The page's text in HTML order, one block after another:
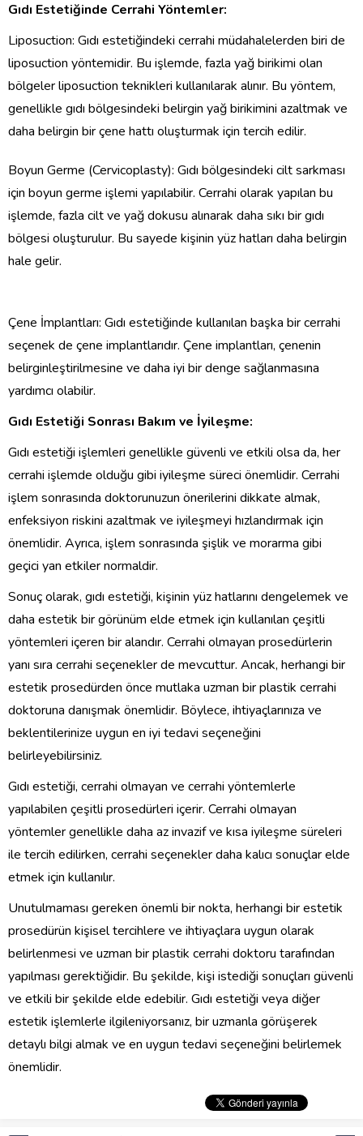
Gıdı Estetiğinde Cerrahi Yöntemler:
Liposuction: Gıdı estetiğindeki cerrahi müdahalelerden biri de
liposuction yöntemidir. Bu işlemde, fazla yağ birikimi olan
bölgeler liposuction teknikleri kullanılarak alınır. Bu yöntem,
genellikle gıdı bölgesindeki belirgin yağ birikimini azaltmak ve
daha belirgin bir çene hattı oluşturmak için tercih edilir.
Boyun Germe (Cervicoplasty): Gıdı bölgesindeki cilt sarkması
için boyun germe işlemi yapılabilir. Cerrahi olarak yapılan bu
işlemde, fazla cilt ve yağ dokusu alınarak daha sıkı bir gıdı
bölgesi oluşturulur. Bu sayede kişinin yüz hatları daha belirgin
hale gelir.
Çene İmplantları: Gıdı estetiğinde kullanılan başka bir cerrahi
seçenek de çene implantlarıdır. Çene implantları, çenenin
belirginleştirilmesine ve daha iyi bir denge sağlanmasına
yardımcı olabilir.
Gıdı Estetiği Sonrası Bakım ve İyileşme:
Gıdı estetiği işlemleri genellikle güvenli ve etkili olsa da, her
cerrahi işlemde olduğu gibi iyileşme süreci önemlidir. Cerrahi
işlem sonrasında doktorunuzun önerilerini dikkate almak,
enfeksiyon riskini azaltmak ve iyileşmeyi hızlandırmak için
önemlidir. Ayrıca, işlem sonrasında şişlik ve morarma gibi
geçici yan etkiler normaldir.
Sonuç olarak, gıdı estetiği, kişinin yüz hatlarını dengelemek ve
daha estetik bir görünüm elde etmek için kullanılan çeşitli
yöntemleri içeren bir alandır. Cerrahi olmayan prosedürlerin
yanı sıra cerrahi seçenekler de mevcuttur. Ancak, herhangi bir
estetik prosedürden önce mutlaka uzman bir plastik cerrahi
doktoruna danışmak önemlidir. Böylece, ihtiyaçlarınıza ve
beklentilerinize uygun en iyi tedavi seçeneğini
belirleyebilirsiniz.
Gıdı estetiği, cerrahi olmayan ve cerrahi yöntemlerle
yapılabilen çeşitli prosedürleri içerir. Cerrahi olmayan
yöntemler genellikle daha az invazif ve kısa iyileşme süreleri
ile tercih edilirken, cerrahi seçenekler daha kalıcı sonuçlar elde
etmek için kullanılır.
Unutulmaması gereken önemli bir nokta, herhangi bir estetik
prosedürün kişisel tercihlere ve ihtiyaçlara uygun olarak
belirlenmesi ve uzman bir plastik cerrahi doktoru tarafından
yapılması gerektiğidir. Bu şekilde, kişi istediği sonuçları güvenli
ve etkili bir şekilde elde edebilir. Gıdı estetiği veya diğer
estetik işlemlerle ilgileniyorsanız, bir uzmanla görüşerek
detaylı bilgi almak ve en uygun tedavi seçeneğini belirlemek
önemlidir.